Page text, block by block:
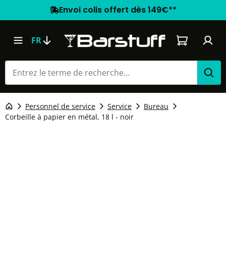
Envoi colis offert dès 149€**
FR Le panier
Personnel de service Service
Bureau
Corbeille à papier en métal, 18 l - noir